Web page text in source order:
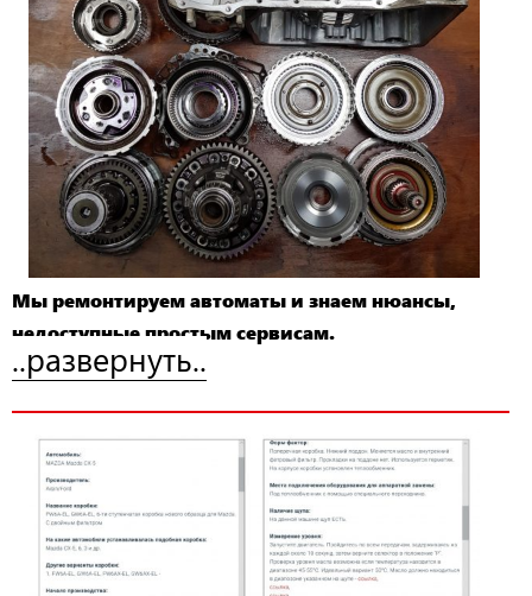
Мы ремонтируем автоматы и знаем нюансы,
недоступные простым сервисам.
..развернуть..